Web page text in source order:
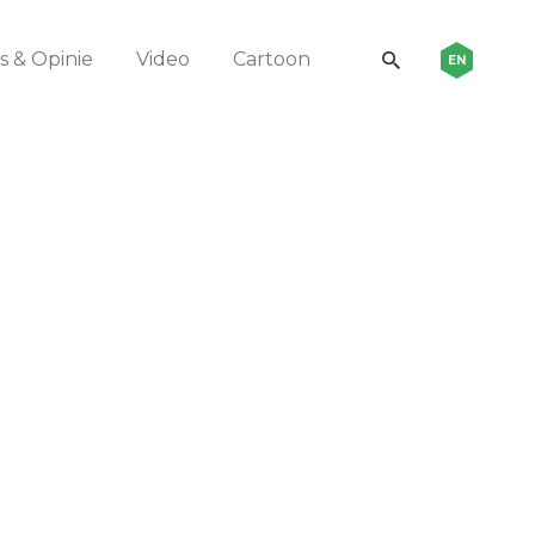
& Opinie Video Cartoon EN